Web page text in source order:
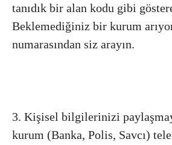
tanıdık bir alan kodu gibi
Beklemediğiniz bir kurum
numarasından siz arayın.
3. Kişisel bilgilerinizi
kurum (Banka, Polis, Savcı)